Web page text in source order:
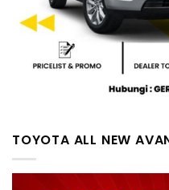
TOYOTA ALL NEW